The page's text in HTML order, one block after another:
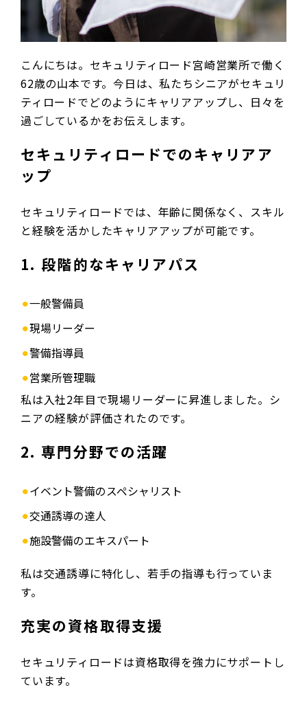
こんにちは。セキュリティロード宮崎営業所で働く
62歳の山本です。今日は、私たちシニアがセキュリ
ティロードでどのようにキャリアアップし、日々を
過ごしているかをお伝えします。
セキュリティロードでのキャリアア
ップ
セキュリティロードでは、年齢に関係なく、スキル
と経験を活かしたキャリアアップが可能です。
1. 段階的なキャリアパス
一般警備員
現場リーダー
警備指導員
営業所管理職
私は入社2年目で現場リーダーに昇進しました。シ
ニアの経験が評価されたのです。
2. 専門分野での活躍
イベント警備のスペシャリスト
交通誘導の達人
施設警備のエキスパート
私は交通誘導に特化し、若手の指導も行っていま
す。
充実の資格取得支援
セキュリティロードは資格取得を強力にサポートし
ています。